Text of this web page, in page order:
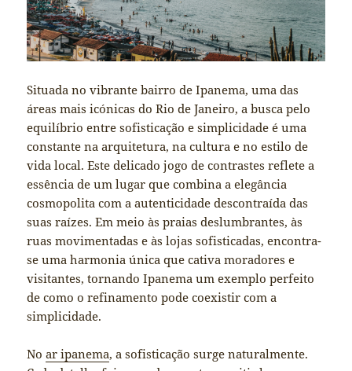
Situada no vibrante bairro de Ipanema, uma das
áreas mais icónicas do Rio de Janeiro, a busca pelo
equilíbrio entre sofisticação e simplicidade é uma
constante na arquitetura, na cultura e no estilo de
vida local. Este delicado jogo de contrastes reflete a
essência de um lugar que combina a elegância
cosmopolita com a autenticidade descontraída das
suas raízes. Em meio às praias deslumbrantes, às
ruas movimentadas e às lojas sofisticadas, encontra-
se uma harmonia única que cativa moradores e
visitantes, tornando Ipanema um exemplo perfeito
de como o refinamento pode coexistir com a
simplicidade.
Noar ipanema, a sofisticação surge naturalmente.